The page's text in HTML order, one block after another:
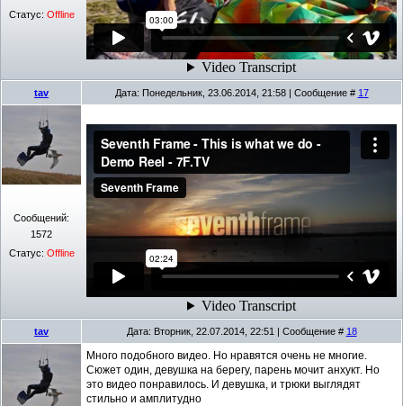
Статус: Offline
tav Дата: Понедельник, 23.06.2014, 21:58 | Сообщение # 17
Сообщений:
1572
Статус: Offline
tav Дата: Вторник, 22.07.2014, 22:51 | Сообщение # 18
Много подобного видео. Но нравятся очень не многие.
Сюжет один, девушка на берегу, парень мочит анхукт. Но
это видео понравилось. И девушка, и трюки выглядят
стильно и амплитудно